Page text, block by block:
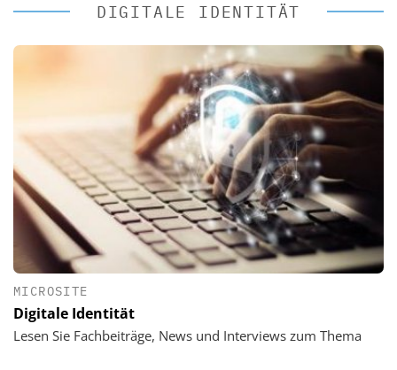
DIGITALE IDENTITÄT
MICROSITE
Digitale Identität
Lesen Sie Fachbeiträge, News und Interviews zum Thema